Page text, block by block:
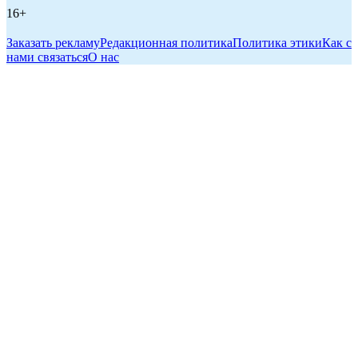
16+
Заказать рекламуРедакционная политикаПолитика этикиКак с
нами связатьсяО нас